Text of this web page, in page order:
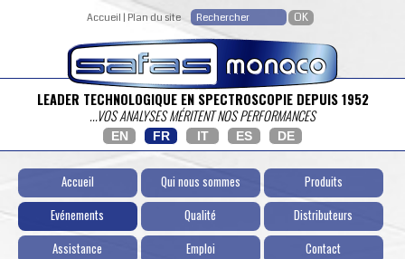
Accueil | Plan du site
LEADER TECHNOLOGIQUE EN SPECTROSCOPIE DEPUIS 1952
...VOS ANALYSES MÉRITENT NOS PERFORMANCES
EN FR IT ES DE
Accueil Qui nous sommes
Produits
Evénements
Qualité
Distributeurs
Assistance
Emploi Contact